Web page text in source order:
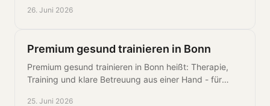
26. Juni 2026
Premium gesund trainieren in Bonn
Premium gesund trainieren in Bonn heißt: Therapie,
Training und klare Betreuung aus einer Hand - für
25. Juni 2026